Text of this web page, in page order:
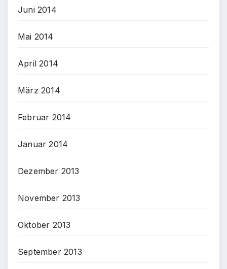
Juni 2014
Mai 2014
April 2014
März 2014
Februar 2014
Januar 2014
Dezember 2013
November 2013
Oktober 2013
September 2013